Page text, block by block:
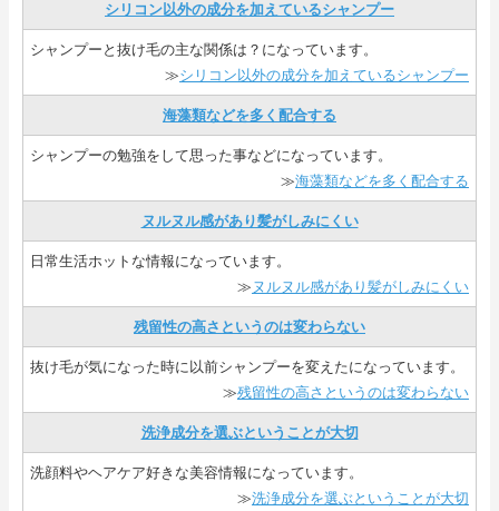
シリコン以外の成分を加えているシャンプー
シャンプーと抜け毛の主な関係は？になっています。
≫シリコン以外の成分を加えているシャンプー
海藻類などを多く配合する
シャンプーの勉強をして思った事などになっています。
≫海藻類などを多く配合する
ヌルヌル感があり髪がしみにくい
日常生活ホットな情報になっています。
≫ ヌルヌル感があり髪がしみにくい
残留性の高さというのは変わらない
抜け毛が気になった時に以前シャンプーを変えたになっています。
≫残留性の高さというのは変わらない
洗浄成分を選ぶということが大切
洗顔料やヘアケア好きな美容情報になっています。
≫洗浄成分を選ぶということが大切